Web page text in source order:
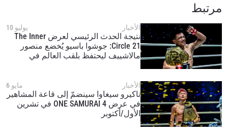
مرتبط
الأخبار يوليو 10
نتيجة الحدث الرئيسي لعرض The Inner
Circle 21: جوشوا باسيو يُخضع منصور
مالاشييف ليحتفظ بلقب العالم في
الأخبار مايو 6
تاكيرو سيغاوا سينضمّ إلى قاعة المشاهير
في عرض ONE SAMURAI 4 في تشرين
الأول/أكتوبر